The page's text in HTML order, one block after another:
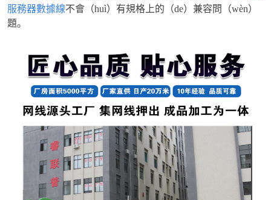
服務器數據線不會（huì）有規格上的（de）兼容問（wèn）
題。